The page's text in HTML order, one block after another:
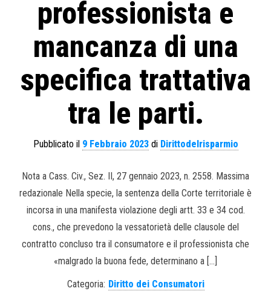
professionista e
mancanza di una
specifica trattativa
tra le parti.
Pubblicato il 9 Febbraio 2023di Dirittodelrisparmio
Nota a Cass. Civ., Sez. II, 27 gennaio 2023, n. 2558. Massima
redazionale Nella specie, la sentenza della Corte territoriale è
incorsa in una manifesta violazione degli artt. 33 e 34 cod.
cons., che prevedono la vessatorietà delle clausole del
contratto concluso tra il consumatore e il professionista che
«malgrado la buona fede, determinano a […]
Categoria: Diritto dei Consumatori